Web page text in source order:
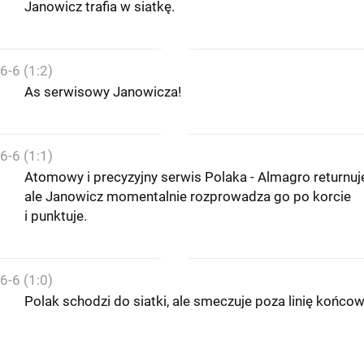
Janowicz trafia w siatkę.
6-6 (1:2)
As serwisowy Janowicza!
6-6 (1:1)
Atomowy i precyzyjny serwis Polaka - Almagro
ale Janowicz momentalnie rozprowadza go po korcie
i punktuje.
6-6 (1:0)
Polak schodzi do siatki, ale smeczuje poza linię